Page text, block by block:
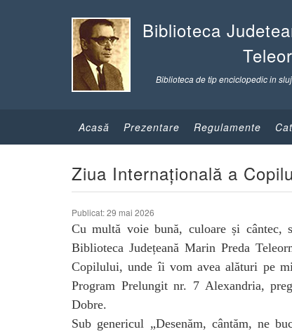
Biblioteca
Biblioteca de tip enciclopedic in
Acasă Prezentare Regulamente
Ziua Internațională a
Publicat: 29 mai 2026
Cu multă voie bună, culoare și
Biblioteca Județeană Marin Preda
Copilului, unde îi vom avea alături pe
Program Prelungit nr. 7 Alexandria,
Dobre.
Sub genericul „Desenăm, cântăm, ne